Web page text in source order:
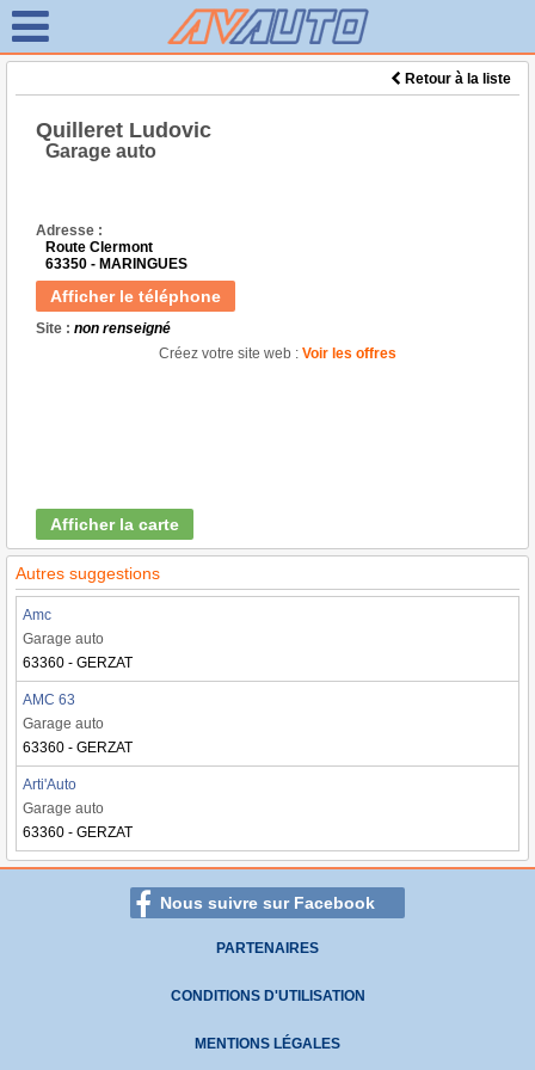
Retour à la liste
Quilleret Ludovic
Garage auto
Adresse :
Route Clermont
63350 - MARINGUES
Afficher le téléphone
Site : non renseigné
Créez votre site web : Voir les offres
Afficher la carte
Autres suggestions
Amc
Garage auto
63360 - GERZAT
AMC 63
Garage auto
63360 - GERZAT
Arti'Auto
Garage auto
63360 - GERZAT
Nous suivre sur Facebook
PARTENAIRES
CONDITIONS D'UTILISATION
MENTIONS LÉGALES